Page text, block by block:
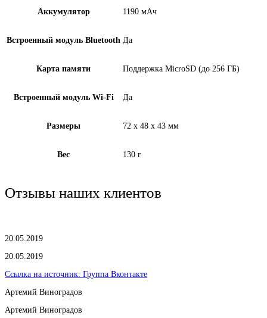
Аккумулятор 1190 мАч
Встроенный модуль Bluetooth Да
Карта памяти Поддержка MicroSD (до 256 ГБ)
Встроенный модуль Wi-Fi Да
Размеры 72 x 48 x 43 мм
Вес 130 г
Отзывы наших клиентов
20.05.2019
20.05.2019
Ссылка на источник: Группа Вконтакте
Артемий Виноградов
Артемий Виноградов